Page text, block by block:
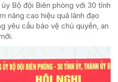
Bộ đội Biên phòng với 30 tỉnh
nâng cao hiệu quả lãnh đạo
yêu cầu bảo vệ chủ quyền, an